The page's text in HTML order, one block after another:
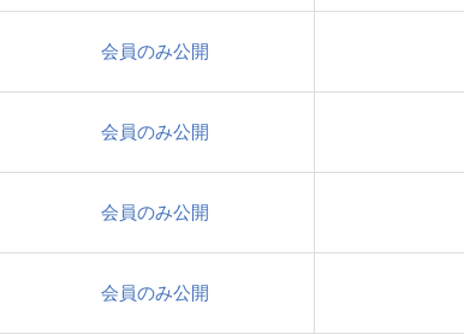
会員のみ公開
会員のみ公開
会員のみ公開
会員のみ公開